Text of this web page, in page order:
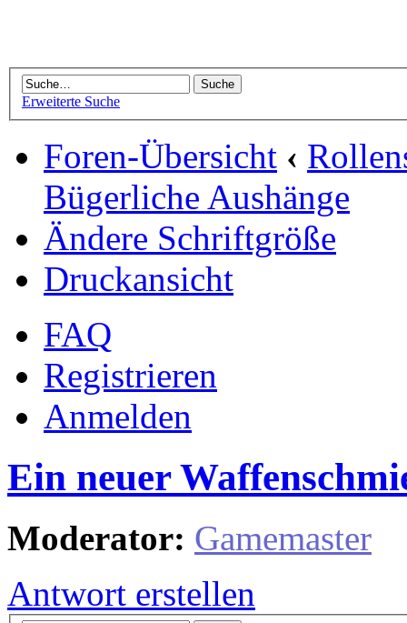
Erweiterte Suche
Foren-Übersicht ‹
Bügerliche Aushänge
Ändere Schriftgröße
Druckansicht
FAQ
Registrieren
Anmelden
Ein neuer
Moderator: Gamemaster
Antwort erstellen